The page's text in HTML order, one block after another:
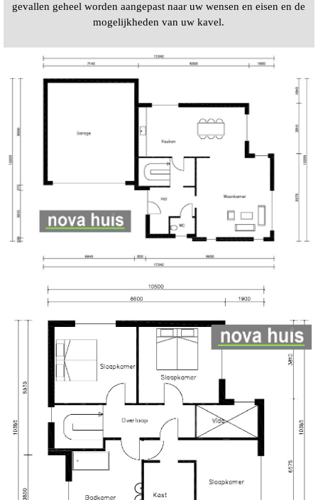
gevallen geheel worden aangepast naar uw wensen en eisen en de
mogelijkheden van uw kavel.